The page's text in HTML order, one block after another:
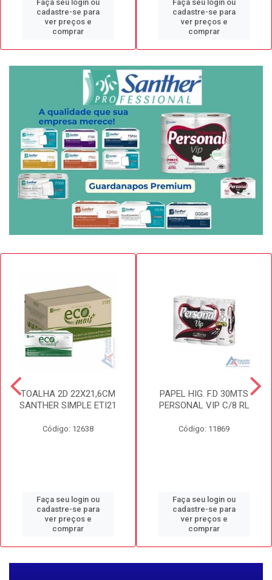
Faça seu login ou
cadastre-se para
ver preços e
comprar
Faça seu login ou
cadastre-se para
ver preços e
comprar
TOALHA 2D 22X21,6CM
SANTHER SIMPLE ETI21
Código: 12638
Faça seu login ou
cadastre-se para
ver preços e
comprar
PAPEL HIG. F.D 30MTS
PERSONAL VIP C/8 RL
Código: 11869
Faça seu login ou
cadastre-se para
ver preços e
comprar